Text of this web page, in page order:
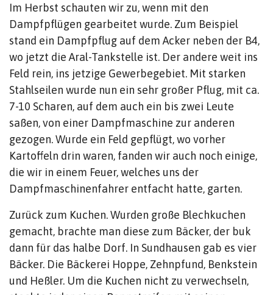
Im Herbst schauten wir zu, wenn mit den
Dampfpflügen gearbeitet wurde. Zum Beispiel
stand ein Dampfpflug auf dem Acker neben der B4,
wo jetzt die Aral-Tankstelle ist. Der andere weit ins
Feld rein, ins jetzige Gewerbegebiet. Mit starken
Stahlseilen wurde nun ein sehr großer Pflug, mit ca.
7-10 Scharen, auf dem auch ein bis zwei Leute
saßen, von einer Dampfmaschine zur anderen
gezogen. Wurde ein Feld gepflügt, wo vorher
Kartoffeln drin waren, fanden wir auch noch einige,
die wir in einem Feuer, welches uns der
Dampfmaschinenfahrer entfacht hatte, garten.
Zurück zum Kuchen. Wurden große Blechkuchen
gemacht, brachte man diese zum Bäcker, der buk
dann für das halbe Dorf. In Sundhausen gab es vier
Bäcker. Die Bäckerei Hoppe, Zehnpfund, Benkstein
und Heßler. Um die Kuchen nicht zu verwechseln,